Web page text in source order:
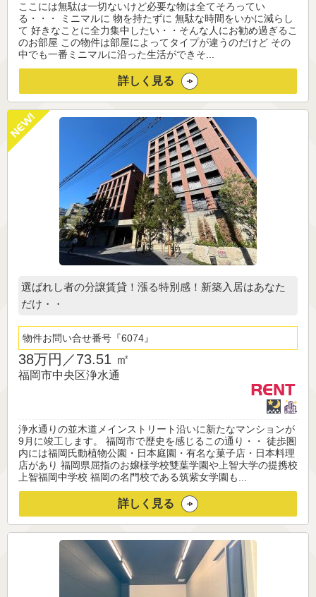
ここには無駄は一切ないけど必要な物は全てそろってい
る・・・ ミニマルに 物を持たずに 無駄な時間をいかに減らし
て 好きなことに全力集中したい・・そんな人にお勧め過ぎるこ
のお部屋 この物件は部屋によってタイプが違うのだけど その
中でも一番ミニマルに沿った生活ができそ...
詳しく見る
選ばれし者の分譲賃貸！漲る特別感！新築入居はあなた
だけ・・
物件お問い合せ番号 6074
38万円／73.51 ㎡
福岡市中央区浄水通
浄水通りの並木道メインストリート沿いに新たなマンションが
9月に竣工します。 福岡市で歴史を感じるこの通り・・ 徒歩圏
内には福岡氏動植物公園・日本庭園・有名な菓子店・日本料理
店があり 福岡県屈指のお嬢様学校雙葉学園や上智大学の提携校
上智福岡中学校 福岡の名門校である筑紫女学園も...
詳しく見る